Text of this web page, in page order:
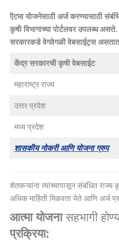
ऍटमा योजनेसाठी अर्ज करण्यासाठी
कृषी विभागाच्या पोर्टलवर उपलब्ध
सरकारकडे वेगवेगळी वेबसाईट्स असतात.
केंद्र सरकारची कृषी वेबसाईट
महाराष्ट्र राज्य
उत्तर प्रदेश
मध्य प्रदेश
शासकीय नोकरी आणि योजना ग्रुप
शेतकऱ्यांना त्यांच्यापासून संबंधित राज्य
अधिक माहिती मिळवता येते आणि अर्ज
आत्‍मा योजना सहभागी
प्रक्रिया: